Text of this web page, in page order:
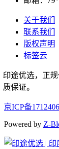
关于我们
联系我们
版权声明
标签云
印途优选，正
质保证。
京ICP备
Powered by Z-